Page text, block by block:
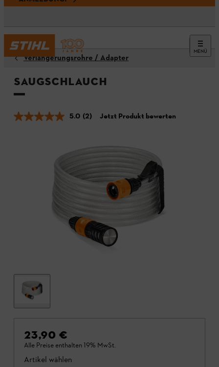
MENÜ
Verlängerungsrohre / Adapter
Saugschlauch
5.0 (2) Jetzt Produkt bewerten
23,90 €
Alle Preise enthalten 19% MwSt.
Artikel wählen